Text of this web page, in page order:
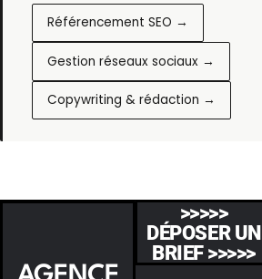
Référencement SEO →
Gestion réseaux sociaux →
Copywriting & rédaction →
>>>>>
DÉPOSER UN
BRIEF >>>>>